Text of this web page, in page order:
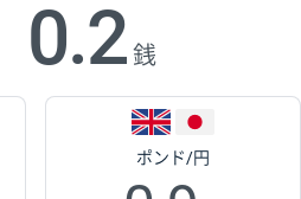
0.2 銭
ポンド/円